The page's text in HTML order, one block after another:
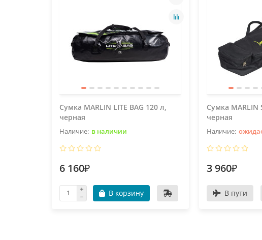
Сумка MARLIN LITE BAG 120 л,
черная
в наличии
6 160₽
В корзину
Сумка MARLIN
черная
3 960₽
В пути